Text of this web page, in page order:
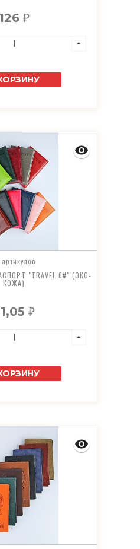
126 ₽
"TRAVEL 6#" (ЭКО-
КОЖА)
₽